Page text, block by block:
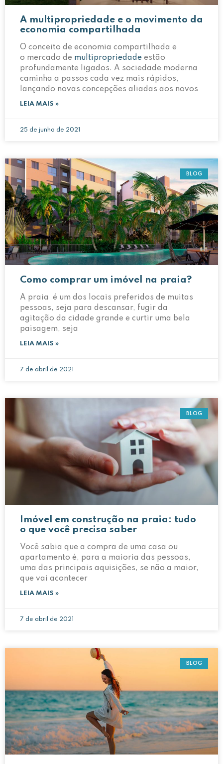
A multipropriedade e o movimento da
economia compartilhada
O conceito de economia compartilhada e
o mercado de multipropriedade estão
profundamente ligados. A sociedade moderna
caminha a passos cada vez mais rápidos,
lançando novas concepções aliadas aos novos
LEIA MAIS »
25 de junho de 2021
BLOG
Como comprar um imóvel na praia?
A praia é um dos locais preferidos de muitas
pessoas, seja para descansar, fugir da
agitação da cidade grande e curtir uma bela
paisagem, seja
LEIA MAIS »
7 de abril de 2021
BLOG
Imóvel em construção na praia: tudo
o que você precisa saber
Você sabia que a compra de uma casa ou
apartamento é, para a maioria das pessoas,
uma das principais aquisições, se não a maior,
que vai acontecer
LEIA MAIS »
7 de abril de 2021
BLOG